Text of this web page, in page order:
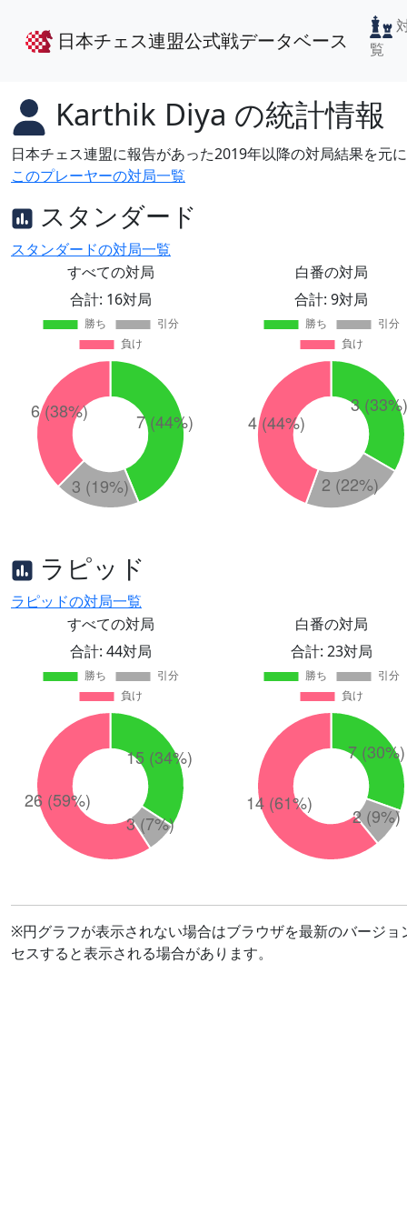
日本チェス連盟公式戦データベース
覧
Karthik Diya の統計情報
日本チェス連盟に報告があった2019年以降の対局結果を元
このプレーヤーの対局一覧
スタンダード
スタンダードの対局一覧
すべての対局
合計: 16対局
白番の対局
合計: 9対局
ラピッド
ラピッドの対局一覧
すべての対局
合計: 44対局
白番の対局
合計: 23対局
※円グラフが表示されない場合はブラウザを最新のバージ
セスすると表示される場合があります。